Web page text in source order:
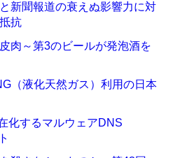
新聞報道の衰えぬ影響力に対
抗
肉～第3のビールが発泡酒を
（液化天然ガス）利用の日本
化するマルウェアDNS